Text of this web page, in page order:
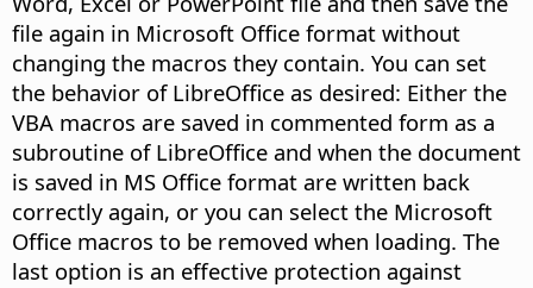
file again in Microsoft Office format without
changing the macros they contain. You can set
the behavior of LibreOffice as desired: Either the
VBA macros are saved in commented form as a
subroutine of LibreOffice and when the document
is saved in MS Office format are written back
correctly again, or you can select the Microsoft
Office macros to be removed when loading. The
last option is an effective protection against